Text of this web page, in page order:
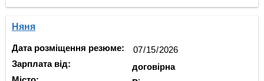
Няня
Дата розміщення резюме:
Зарплата від:
договірна